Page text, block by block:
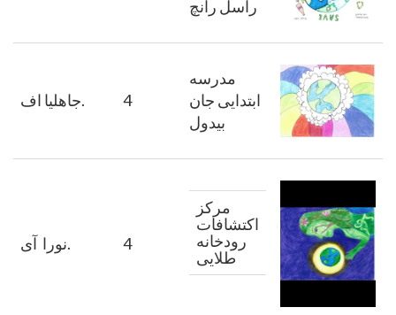
راسل رانچ
جاهلیااف. 4
مدرسه
ابتدایی جان
بیدول
نوراآی. 4
مرکز
اکتشافات
رودخانه
طلایی